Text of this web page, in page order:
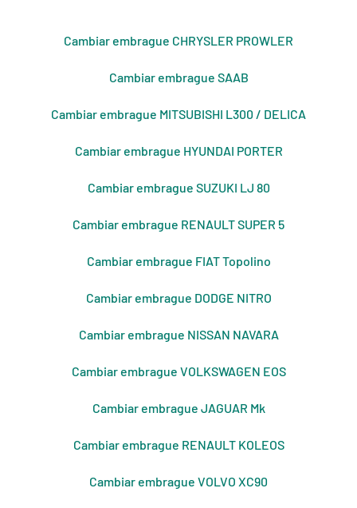
Cambiar embrague CHRYSLER PROWLER
Cambiar embrague SAAB
Cambiar embrague MITSUBISHI L300 / DELICA
Cambiar embrague HYUNDAI PORTER
Cambiar embrague SUZUKI LJ 80
Cambiar embrague RENAULT SUPER 5
Cambiar embrague FIAT Topolino
Cambiar embrague DODGE NITRO
Cambiar embrague NISSAN NAVARA
Cambiar embrague VOLKSWAGEN EOS
Cambiar embrague JAGUAR Mk
Cambiar embrague RENAULT KOLEOS
Cambiar embrague VOLVO XC90